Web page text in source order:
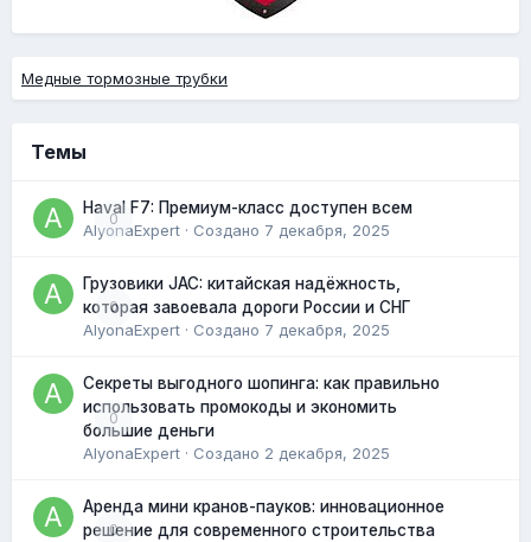
Медные тормозные трубки
Темы
0
Haval F7: Премиум-класс доступен всем
AlyonaExpert · Создано 7 декабря, 2025
0
Грузовики JAC: китайская надёжность,
которая завоевала дороги России и СНГ
AlyonaExpert · Создано 7 декабря, 2025
0
Секреты выгодного шопинга: как правильно
использовать промокоды и экономить
большие деньги
AlyonaExpert · Создано 2 декабря, 2025
0
Аренда мини кранов-пауков: инновационное
решение для современного строительства